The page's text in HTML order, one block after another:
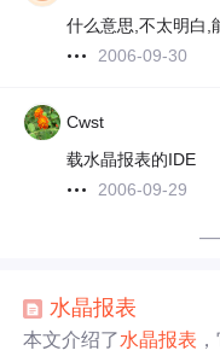
什么意思,不太明白,
2006-09-30
Cwst
载水晶报表的IDE
2006-09-29
水晶报表
本文介绍了水晶报表